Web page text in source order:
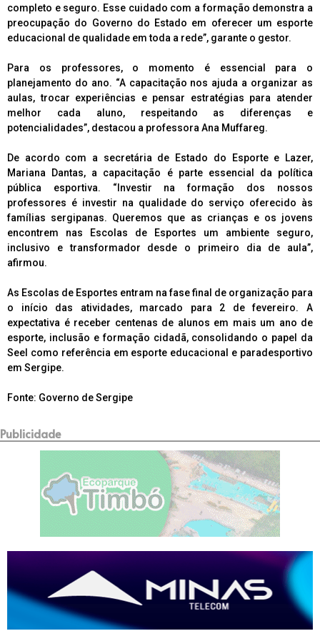
completo e seguro. Esse cuidado com a formação demonstra a
preocupação do Governo do Estado em oferecer um esporte
educacional de qualidade em toda a rede”, garante o gestor.
Para os professores, o momento é essencial para o
planejamento do ano. “A capacitação nos ajuda a organizar as
aulas, trocar experiências e pensar estratégias para atender
melhor cada aluno, respeitando as diferenças e
potencialidades”, destacou a professora Ana Muffareg.
De acordo com a secretária de Estado do Esporte e Lazer,
Mariana Dantas, a capacitação é parte essencial da política
pública esportiva. “Investir na formação dos nossos
professores é investir na qualidade do serviço oferecido às
famílias sergipanas. Queremos que as crianças e os jovens
encontrem nas Escolas de Esportes um ambiente seguro,
inclusivo e transformador desde o primeiro dia de aula”,
afirmou.
As Escolas de Esportes entram na fase final de organização para
o início das atividades, marcado para 2 de fevereiro. A
expectativa é receber centenas de alunos em mais um ano de
esporte, inclusão e formação cidadã, consolidando o papel da
Seel como referência em esporte educacional e paradesportivo
em Sergipe.
Fonte: Governo de Sergipe
Publicidade